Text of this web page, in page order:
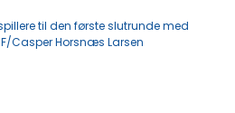
til den første slutrunde med
Casper Horsnæs Larsen